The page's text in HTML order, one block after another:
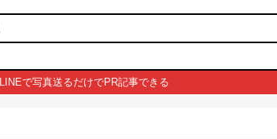
LINEで写真送るだけでPR記事できる